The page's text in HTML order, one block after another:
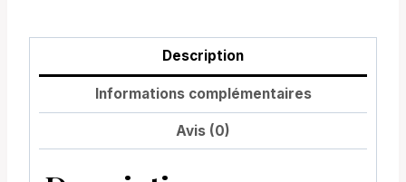
Description
Informations complémentaires
Avis (0)